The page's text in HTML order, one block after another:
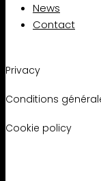
News
Contact
Privacy
Conditions
Cookie policy